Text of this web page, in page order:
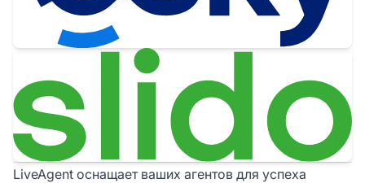
LiveAgent оснащает ваших агентов для успеха